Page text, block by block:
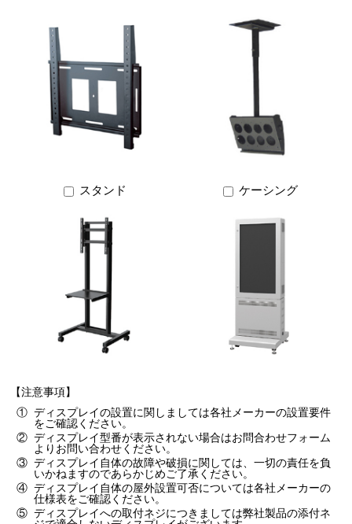
スタンド ケーシング
【注意事項】
① ディスプレイの設置に関しましては各社メーカーの設置要件
をご確認ください。
② ディスプレイ型番が表示されない場合はお問合わせフォーム
よりお問い合わせください。
③ ディスプレイ自体の故障や破損に関しては、一切の責任を負
いかねますのであらかじめご了承ください。
④ ディスプレイ自体の屋外設置可否については各社メーカーの
仕様表をご確認ください。
⑤ ディスプレイへの取付ネジにつきましては弊社製品の添付ネ